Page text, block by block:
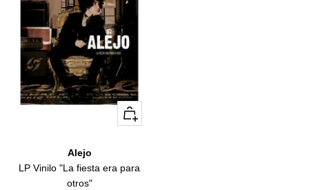
+
Añadir
Alejo
LP Vinilo "La fiesta era para
otros"